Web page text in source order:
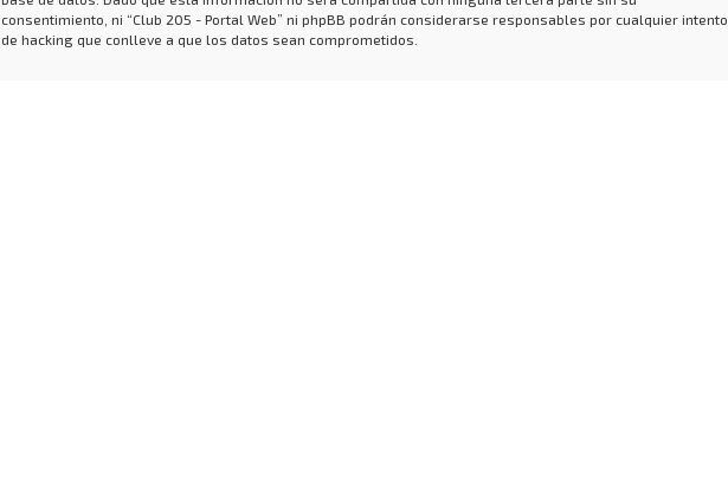
consentimiento, ni “Club 205 - Portal Web” ni phpBB podrán considerarse responsables por cualquier intento
de hacking que conlleve a que los datos sean comprometidos.